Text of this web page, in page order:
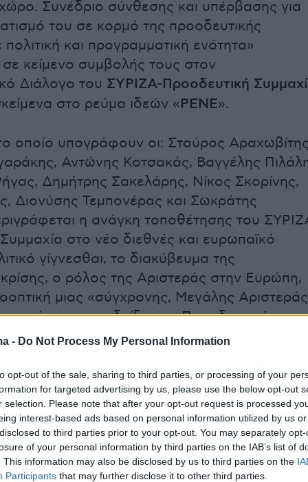
- Do Not Process My Personal Information
opt-out of the sale, sharing to third parties, or processing of your
for targeted advertising by us, please use the below opt-out
selection. Please note that after your opt-out request is processed
interest-based ads based on personal information utilized by us
to third parties prior to your opt-out. You may separately
of your personal information by third parties on the IAB’s list of
This information may also be disclosed by us to third parties on the
Participants that may further disclose it to other third parties.
Συνέδριο σύνθεσης και υπέρβασης για
του σε κορμό της προοδευτικής
και προγραμματική ενότητα»
σε κείμενο συμβολής τους στον
Διάλογο του ΣΥΡΙΖΑ-Προοδευτική
στο ρεύμα ιδεών «ΡΕΝΕ».
οποίο υπογράφουν οι: Σταύρος
Αντώνης Κοτσακάς, Βαγγέλης
Δημήτρης Σακελάρης, Νίκος Σκορίνης,
Διονύσης Τεμπονέρας και Σωκράτης
η ανάγκη τοποθέτησης του
στο νέο διεθνές και ευρωπαϊκό
γίγνεσθαι, το διακύβευμα της
κρίσης, ο ρόλος της Αριστεράς στην Ευρώπη,
μιας «σύγχρονης, Μεγάλης
«πρέπει να αναδείξει την Προοδευτική
οι συνυπογράφοντες επισημαίνουν
του ΣΥΡΙΖΑ-ΠΣτον ερχόμενο Απρίλιο
να επανατοποθετήσει το πεδίο της
από τις «προσωπικές σκιαμαχίες και
σε μια αναμέτρηση